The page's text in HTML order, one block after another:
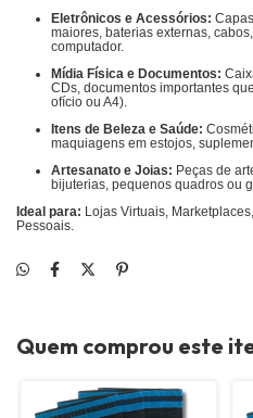
Eletrônicos e Acessórios:
maiores, baterias externas,
computador.
Mídia Física e Documentos:
CDs, documentos importantes
ofício ou A4).
Itens de Beleza e Saúde:
maquiagens em estojos,
Artesanato e Joias: Peças de
bijuterias, pequenos quadros ou
Ideal para: Lojas Virtuais,
Pessoais.
Quem comprou este